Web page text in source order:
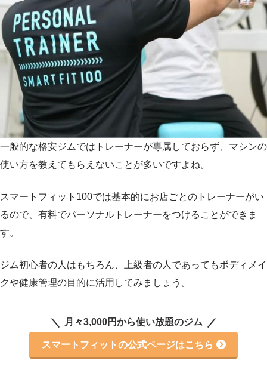
一般的な格安ジムではトレーナーが専属しておらず、マシンの
使い方を教えてもらえないことが多いですよね。
スマートフィット100では基本的にお店ごとのトレーナーがい
るので、有料でパーソナルトレーナーをつけることができま
す。
ジム初心者の人はもちろん、上級者の人であってもボディメイ
クや健康管理の目的に活用してみましょう。
月々3,000円から使い放題のジム
スマートフィットの公式ページはこちら